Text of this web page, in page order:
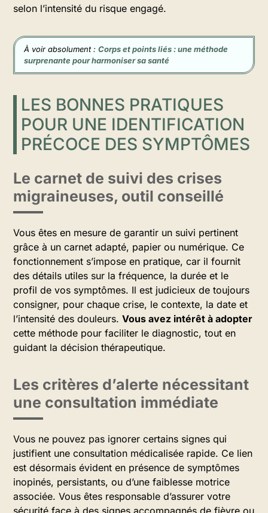
selon l’intensité du risque engagé.
À voir absolument : Corps et points liés : une méthode
surprenante pour harmoniser sa santé
LES BONNES PRATIQUES
POUR UNE IDENTIFICATION
PRÉCOCE DES SYMPTÔMES
Le carnet de suivi des crises
migraineuses, outil conseillé
Vous êtes en mesure de garantir un suivi pertinent
grâce à un carnet adapté, papier ou numérique. Ce
fonctionnement s’impose en pratique, car il fournit
des détails utiles sur la fréquence, la durée et le
profil de vos symptômes. Il est judicieux de toujours
consigner, pour chaque crise, le contexte, la date et
l’intensité des douleurs. Vous avez intérêt à adopter
cette méthode pour faciliter le diagnostic, tout en
guidant la décision thérapeutique.
Les critères d’alerte nécessitant
une consultation immédiate
Vous ne pouvez pas ignorer certains signes qui
justifient une consultation médicalisée rapide. Ce lien
est désormais évident en présence de symptômes
inopinés, persistants, ou d’une faiblesse motrice
associée. Vous êtes responsable d’assurer votre
sécurité face à des signes accompagnés de fièvre ou